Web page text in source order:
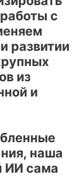
с
развитии
из
и
наша
ИИ сама